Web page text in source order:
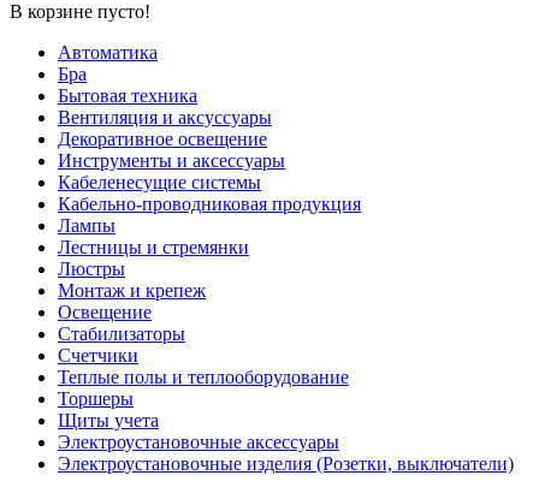
В корзине пусто!
Автоматика
Бра
Бытовая техника
Вентиляция и аксуссуары
Декоративное освещение
Инструменты и аксессуары
Кабеленесущие системы
Кабельно-проводниковая продукция
Лампы
Лестницы и стремянки
Люстры
Монтаж и крепеж
Освещение
Стабилизаторы
Счетчики
Теплые полы и теплооборудование
Торшеры
Щиты учета
Электроустановочные аксессуары
Электроустановочные изделия (Розетки, выключатели)